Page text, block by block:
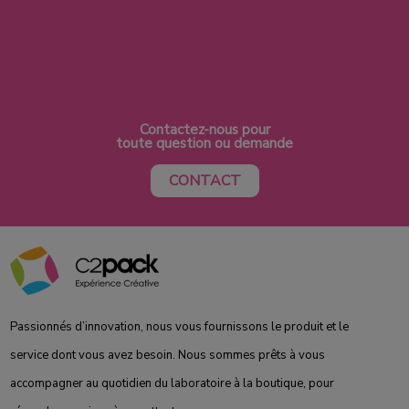
Contactez-nous pour
toute question ou demande
CONTACT
Passionnés d’innovation, nous vous fournissons le produit et le
service dont vous avez besoin. Nous sommes prêts à vous
accompagner au quotidien du laboratoire à la boutique, pour